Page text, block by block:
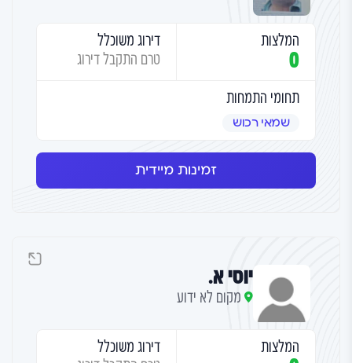
המלצות
0
דירוג משוכלל
טרם התקבל דירוג
תחומי התמחות
שמאי רכוש
זמינות מיידית
יוסי א.
מקום לא ידוע
המלצות
דירוג משוכלל